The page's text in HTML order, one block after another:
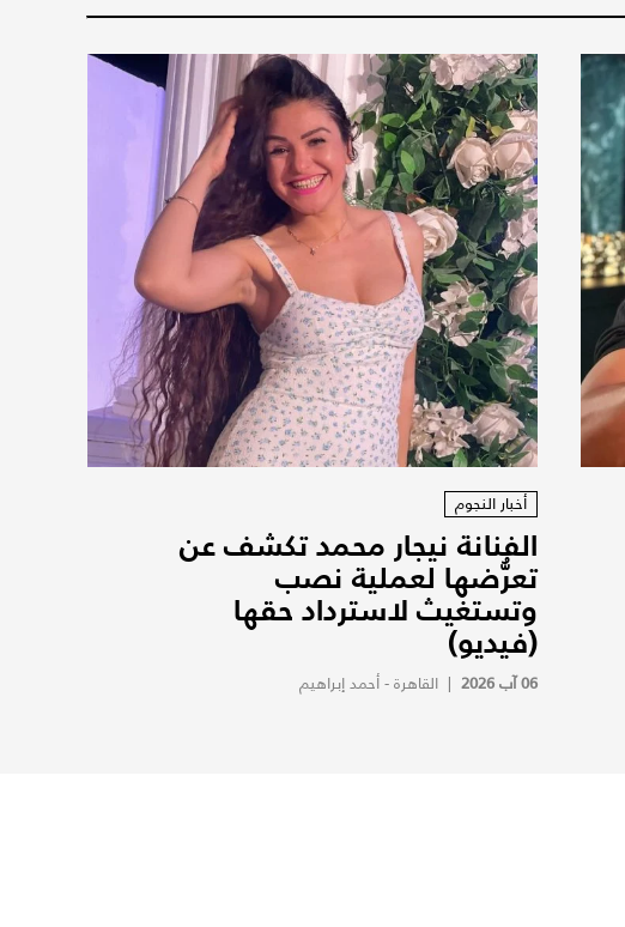
أخبار النجوم
الفنانة نيجار محمد تكشف عن
تعرُّضها لعملية نصب
وتستغيث لاسترداد حقها
(فيديو)
06 آب 2026 |القاهرة - أحمد إبراهيم